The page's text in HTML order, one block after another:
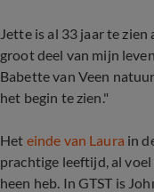
Jette is al 33 jaar te
groot deel van mijn
Babette van Veen
het begin te zien."
Het einde van Laura in
prachtige leeftijd, al
heen heb. In GTST is